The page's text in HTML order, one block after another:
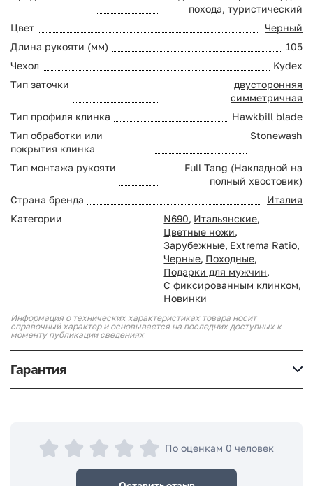
похода, туристический
Цвет
Черный
Длина рукояти (мм)
105
Чехол
Kydex
Тип заточки
двусторонняя
симметричная
Тип профиля клинка
Hawkbill blade
Тип обработки или
покрытия клинка
Stonewash
Тип монтажа рукояти
Full Tang (Накладной на
полный хвостовик)
Страна бренда
Италия
Категории
N690, Итальянские,
Цветные ножи,
Зарубежные, Extrema Ratio,
Черные, Походные,
Подарки для мужчин,
С фиксированным клинком,
Новинки
Информация о технических характеристиках товара носит
справочный характер и основывается на последних доступных к
моменту публикации сведениях
Гарантия
По оценкам 0 человек